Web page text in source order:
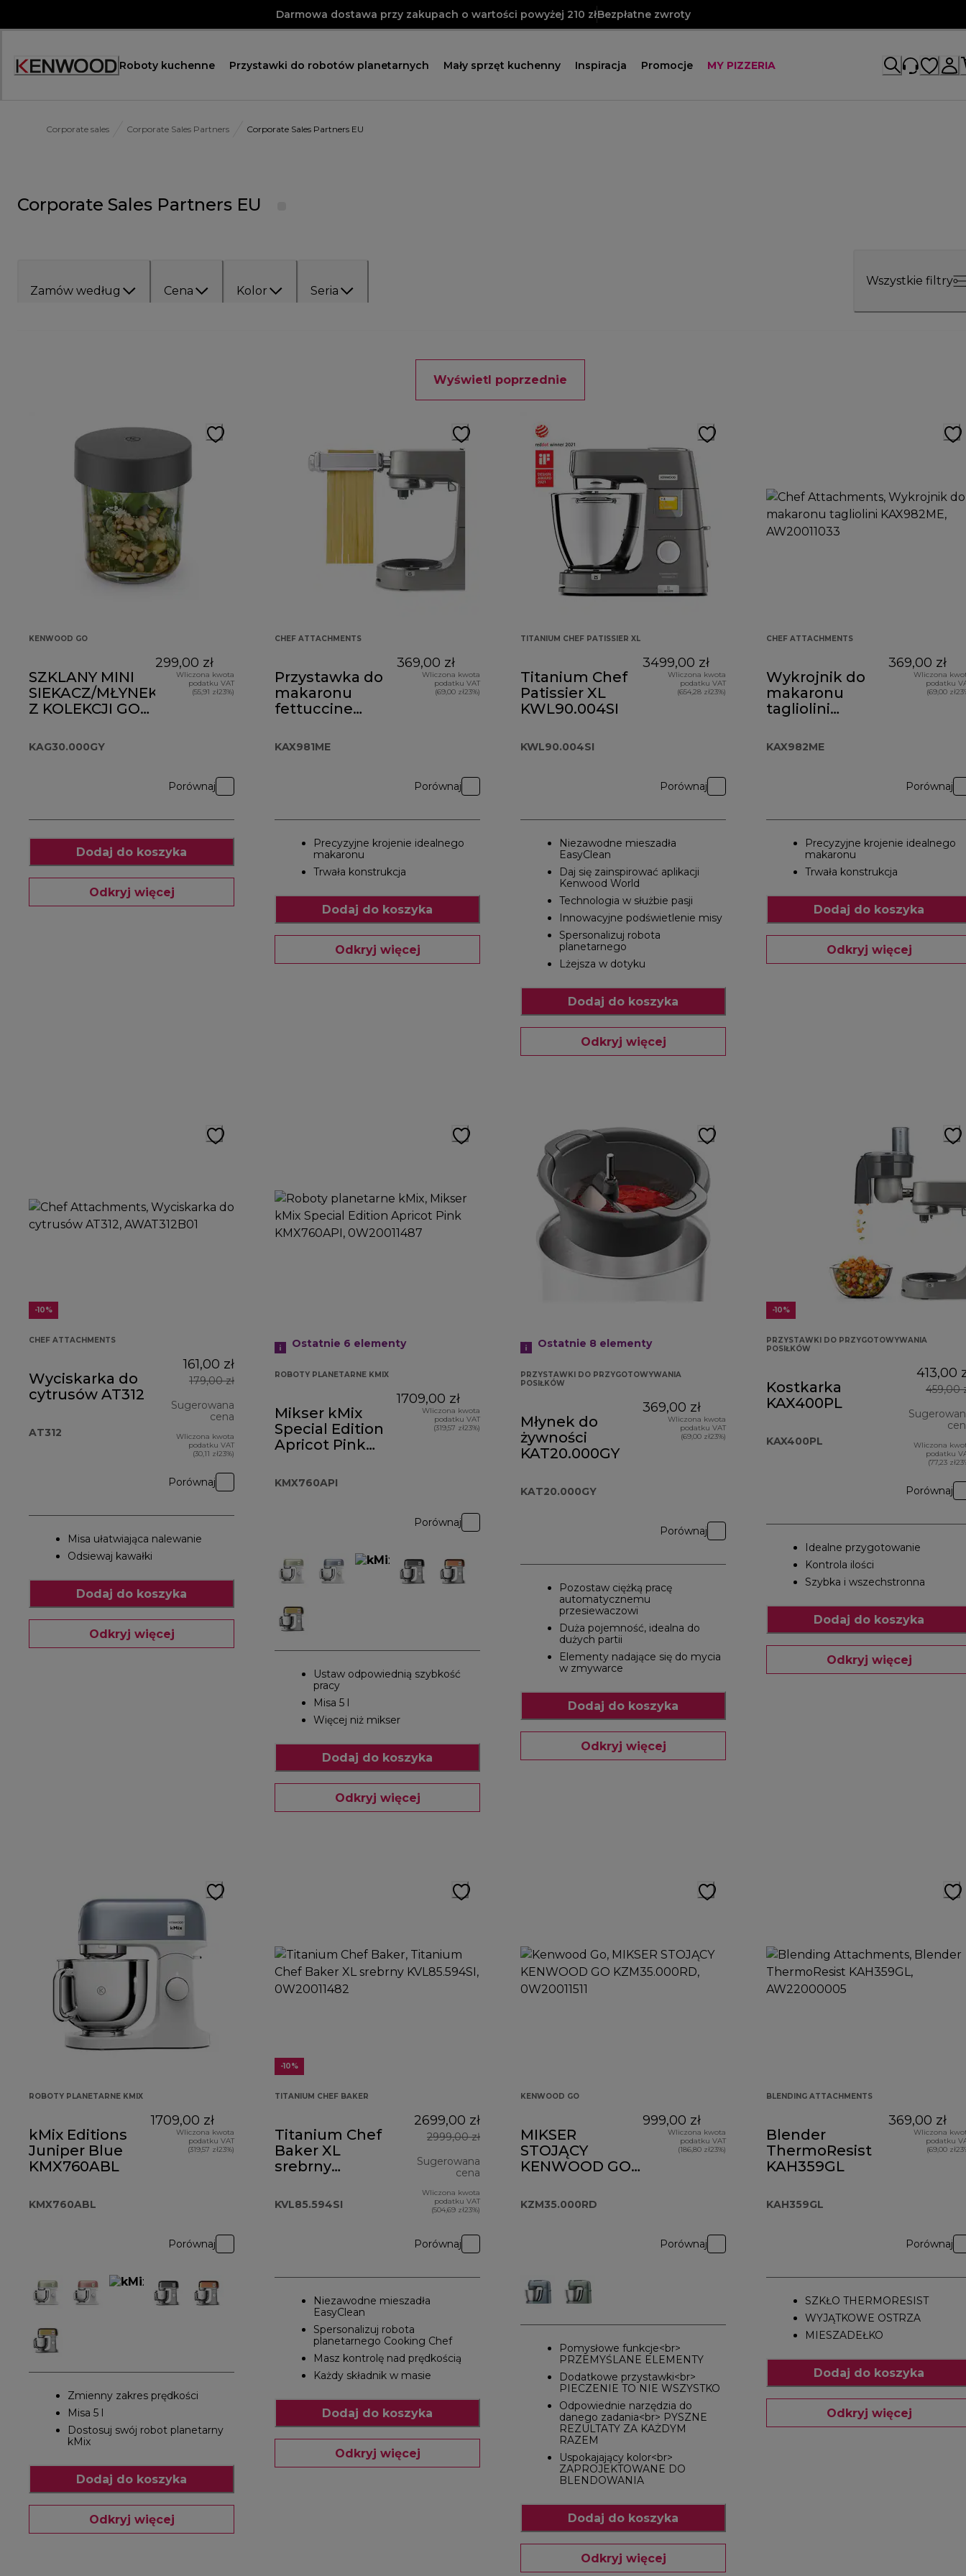
Darmowa dostawa przy zakupach o wartości powyżej 210 złBezpłatne zwroty
Roboty kuchenne Przystawki do robotów planetarnych Mały sprzęt kuchenny Inspiracja Promocje MY PIZZERIA
Corporate sales Corporate Sales Partners Corporate Sales Partners EU
Corporate Sales Partners EU
Zamów według Cena Kolor Seria
Wszystkie filtry
Wyświetl poprzednie
KENWOOD GO
SZKLANY MINI
SIEKACZ/MŁYNEK
Z KOLEKCJI GO
KAG30.000GY
299,00 zł
Wliczona kwota
podatku VAT
(55,91 zł23%)
Porównaj
Dodaj do koszyka
Odkryj więcej
CHEF ATTACHMENTS
Przystawka do
makaronu
fettuccine
KAX981ME
369,00 zł
Wliczona kwota
podatku VAT
(69,00 zł23%)
Porównaj
Precyzyjne krojenie idealnego
makaronu
Trwała konstrukcja
Dodaj do koszyka
Odkryj więcej
TITANIUM CHEF PATISSIER XL
Titanium Chef
Patissier XL
KWL90.004SI
KWL90.004SI
3499,00 zł
Wliczona kwota
podatku VAT
(654,28 zł23%)
Porównaj
Niezawodne mieszadła
EasyClean
Daj się zainspirować aplikacji
Kenwood World
Technologia w służbie pasji
Innowacyjne podświetlenie misy
Spersonalizuj robota
planetarnego
Lżejsza w dotyku
Dodaj do koszyka
Odkryj więcej
CHEF ATTACHMENTS
Wykrojnik do
makaronu
tagliolini
KAX982ME
369,00 zł
Wliczona
podatku
(69,00
Porównaj
Precyzyjne krojenie idealnego
makaronu
Trwała konstrukcja
Dodaj do koszyka
Odkryj więcej
-10%
CHEF ATTACHMENTS
Wyciskarka do
cytrusów AT312
AT312
161,00 zł
179,00 zł
Sugerowana
cena
cena oryginalna 179,00 zł
Wliczona kwota
podatku VAT
(30,11 zł23%)
Porównaj
Misa ułatwiająca nalewanie
Odsiewaj kawałki
Dodaj do koszyka
Odkryj więcej
Ostatnie 6 elementy
ROBOTY PLANETARNE KMIX
Mikser kMix
Special Edition
Apricot Pink
KMX760API
1709,00 zł
Wliczona kwota
podatku VAT
(319,57 zł23%)
Porównaj
Ustaw odpowiednią szybkość
pracy
Misa 5 l
Więcej niż mikser
Dodaj do koszyka
Odkryj więcej
Ostatnie 8 elementy
PRZYSTAWKI DO PRZYGOTOWYWANIA
POSIŁKÓW
Młynek do
żywności
KAT20.000GY
KAT20.000GY
369,00 zł
Wliczona kwota
podatku VAT
(69,00 zł23%)
Porównaj
Pozostaw ciężką pracę
automatycznemu
przesiewaczowi
Duża pojemność, idealna do
dużych partii
Elementy nadające się do mycia
w zmywarce
Dodaj do koszyka
Odkryj więcej
-10%
PRZYSTAWKI DO PRZYGOTOWYWANIA
POSIŁKÓW
Kostkarka
KAX400PL
KAX400PL
413,00
459,00
Wliczona
podatku
(77,23
Porównaj
Idealne przygotowanie
Kontrola ilości
Szybka i wszechstronna
Dodaj do koszyka
Odkryj więcej
ROBOTY PLANETARNE KMIX
kMix Editions
Juniper Blue
KMX760ABL
KMX760ABL
1709,00 zł
Wliczona kwota
podatku VAT
(319,57 zł23%)
Porównaj
Zmienny zakres prędkości
Misa 5 l
Dostosuj swój robot planetarny
kMix
Dodaj do koszyka
Odkryj więcej
-10%
TITANIUM CHEF BAKER
Titanium Chef
Baker XL
srebrny
KVL85.594SI
2699,00 zł
2999,00 zł
Sugerowana
cena
cena oryginalna 2999,00 zł
Wliczona kwota
podatku VAT
(504,69 zł23%)
Porównaj
Niezawodne mieszadła
EasyClean
Spersonalizuj robota
planetarnego Cooking Chef
Masz kontrolę nad prędkością
Każdy składnik w masie
Dodaj do koszyka
Odkryj więcej
KENWOOD GO
MIKSER
STOJĄCY
KENWOOD GO
KZM35.000RD
999,00 zł
Wliczona kwota
podatku VAT
(186,80 zł23%)
Porównaj
Pomysłowe funkcje<br>
PRZEMYŚLANE ELEMENTY
Dodatkowe przystawki<br>
PIECZENIE TO NIE WSZYSTKO
Odpowiednie narzędzia do
danego zadania<br> PYSZNE
REZULTATY ZA KAŻDYM
RAZEM
Uspokajający kolor<br>
ZAPROJEKTOWANE DO
BLENDOWANIA
Dodaj do koszyka
Odkryj więcej
BLENDING ATTACHMENTS
Blender
ThermoResist
KAH359GL
KAH359GL
369,00 zł
Wliczona
podatku
(69,00
Porównaj
SZKŁO THERMORESIST
WYJĄTKOWE OSTRZA
MIESZADEŁKO
Dodaj do koszyka
Odkryj więcej